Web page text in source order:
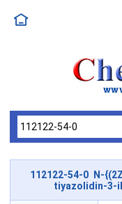
112122-54-0 N-
tiyazolidin-3-